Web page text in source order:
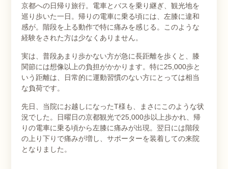
京都への日帰り旅行。電車とバスを乗り継ぎ、観光地を
巡り歩いた一日。帰りの電車に乗る頃には、左膝に違和
感が。階段を上る動作で特に痛みを感じる。このような
経験をされた方は少なくありません。
実は、普段あまり歩かない方が急に長距離を歩くと、膝
関節には想像以上の負担がかかります。特に25,000歩と
いう距離は、日常的に運動習慣のない方にとっては相当
な負荷です。
先日、当院にお越しになったT様も、まさにこのような状
況でした。日曜日の京都観光で25,000歩以上歩かれ、帰
りの電車に乗る頃から左膝に痛みが出現。翌日には階段
の上り下りで痛みが増し、サポーターを装着しての来院
となりました。